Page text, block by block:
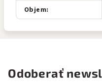
Objem:
Odoberať